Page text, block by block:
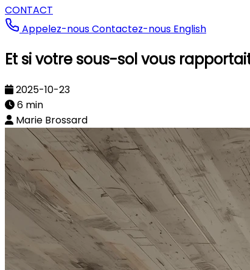
CONTACT
Appelez-nousContactez-nous English
Et si votre sous-sol vous
2025-10-23
6 min
Marie Brossard